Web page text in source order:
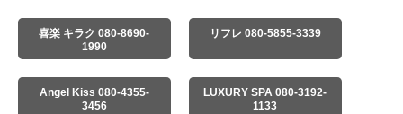
喜楽 キラク 080-8690-
1990
リフレ 080-5855-3339
Angel Kiss 080-4355-
3456
LUXURY SPA 080-3192-
1133